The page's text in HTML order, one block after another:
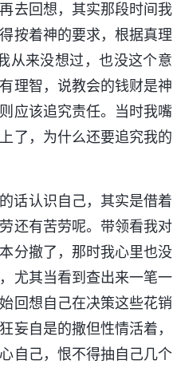
去回想，其实那段时间我
按着神的要求，根据真理
从来没想过，也没这个意
理智，说教会的钱财是神
应该追究责任。当时我嘴
了，为什么还要追究我的
话认识自己，其实是借着
还有苦劳呢。带领看我对
分撤了，那时我心里也没
尤其当看到查出来一笔一
回想自己在决策这些花销
妄自是的撒但性情活着，
自己，恨不得抽自己几个